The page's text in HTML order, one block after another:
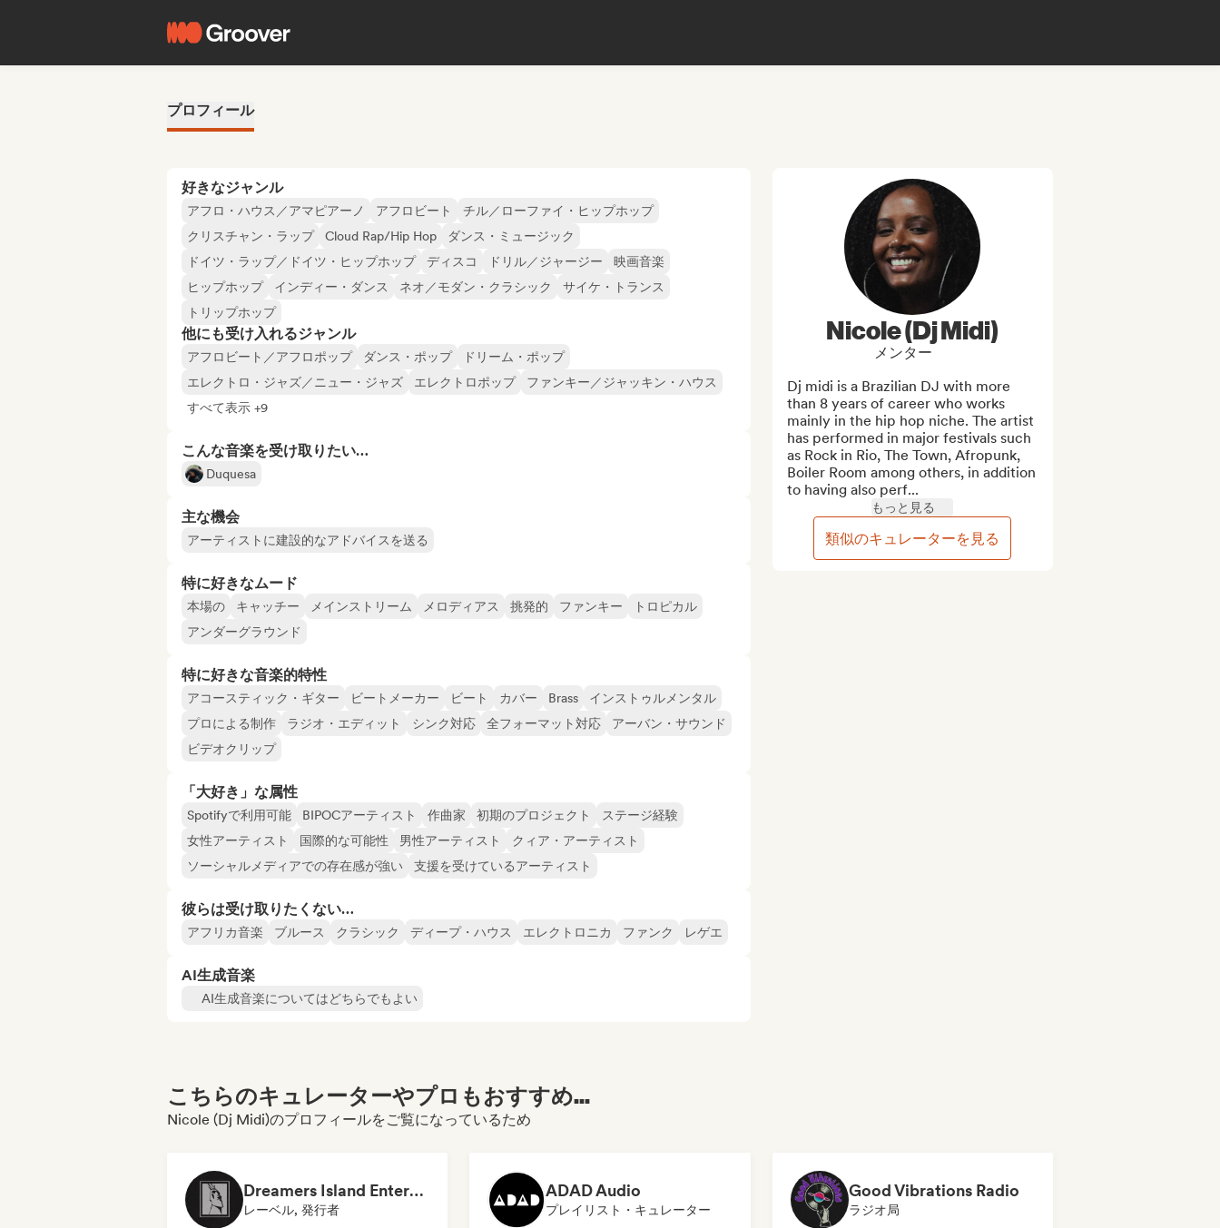
プロフィール
好きなジャンル
アフロ・ハウス／アマピアーノ アフロビート
チル／ローファイ・ヒップホップ
クリスチャン・ラップ
Cloud Rap/Hip Hop
ダンス・ミュージック
ドイツ・ラップ／ドイツ・ヒップホップ
ディスコ ドリル／ジャージー
映画音楽
ヒップホップ
インディー・ダンス ネオ／モダン・クラシック
サイケ・トランス
トリップホップ
他にも受け入れるジャンル
アフロビート／アフロポップ ダンス・ポップ
ドリーム・ポップ
エレクトロ・ジャズ／ニュー・ジャズ
エレクトロポップ
ファンキー／ジャッキン・ハウス
すべて表示 +9
こんな音楽を受け取りたい…
Duquesa
主な機会
アーティストに建設的なアドバイスを送る
特に好きなムード
本場の キャッチー メインストリーム メロディアス 挑発的 ファンキー
トロピカル
アンダーグラウンド
特に好きな音楽的特性
アコースティック・ギター ビートメーカー ビート カバー Brass
インストゥルメンタル
プロによる制作
ラジオ・エディット シンク対応 全フォーマット対応
アーバン・サウンド
ビデオクリップ
「大好き」な属性
Spotifyで利用可能 BIPOCアーティスト 作曲家 初期のプロジェクト
ステージ経験
女性アーティスト
国際的な可能性 男性アーティスト
クィア・アーティスト
ソーシャルメディアでの存在感が強い
支援を受けているアーティスト
彼らは受け取りたくない…
アフリカ音楽 ブルース クラシック ディープ・ハウス エレクトロニカ ファンク レゲエ
AI生成音楽
AI生成音楽についてはどちらでもよい
Nicole (Dj Midi)
メンター
Dj midi is a Brazilian DJ with more
than 8 years of career who works
mainly in the hip hop niche. The artist
has performed in major festivals such
as Rock in Rio, The Town, Afropunk,
Boiler Room among others, in addition
to having also perf...
もっと見る
類似のキュレーターを見る
こちらのキュレーターやプロもおすすめ...
Nicole (Dj Midi)のプロフィールをご覧になっているため
Dreamers Island Entertainment
レーベル, 発行者
ADAD Audio
プレイリスト・キュレーター
Good Vibrations Radio
ラジオ局